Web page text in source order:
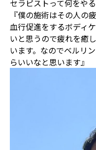
セラピストって何をや
『僕の施術はその人の
血行促進をするボディ
いと思うので疲れを癒
います。なのでベルリ
らいいなと思います』